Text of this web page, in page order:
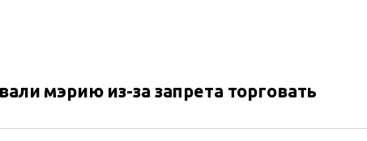
мэрию из-за запрета торговать